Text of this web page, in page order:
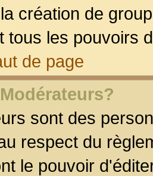
création de
tous les pouvoirs
de page
sont des
respect du
le pouvoir